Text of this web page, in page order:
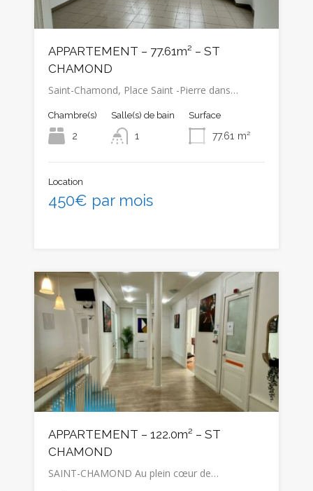
APPARTEMENT – 77.61m² – ST
CHAMOND
Saint-Chamond, Place Saint -Pierre dans…
Chambre(s)
2
Salle(s) de bain
1
Surface
77.61 m²
Location
450€ par mois
APPARTEMENT – 122.0m² – ST
CHAMOND
SAINT-CHAMOND Au plein cœur de…